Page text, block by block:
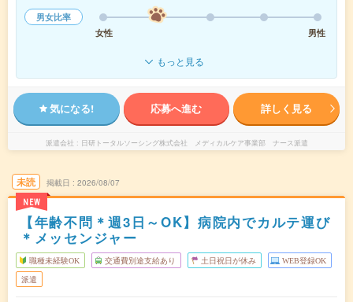
男女比率
女性
男性
もっと見る
気になる! 応募へ進む 詳しく見る
派遣会社 日研トータルソーシング株式会社 メディカルケア事業部 ナース派遣
未読
NEW
掲載日 2026/08/07
【年齢不問＊週3日～OK】病院内でカルテ運び
＊メッセンジャー
職種未経験OK 交通費別途支給あり 土日祝日が休み WEB登録OK
派遣